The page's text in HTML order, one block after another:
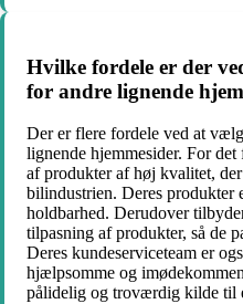
Hvilke fordele er der
for andre lignende
Der er flere fordele ved at
lignende hjemmesider. For
af produkter af høj kvalitet,
bilindustrien. Deres produkter
holdbarhed. Derudover
tilpasning af produkter, så de
Deres kundeserviceteam er
hjælpsomme og
pålidelig og troværdig kilde til